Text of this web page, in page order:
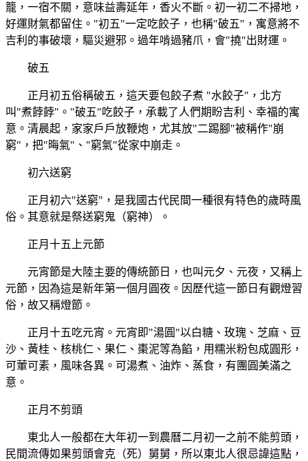
籠，一宿不關，意味益壽延年，香火不斷。初一初二不掃地，
好運財氣都留住。"初五"一定吃餃子，也稱"破五"，寓意將不
吉利的事破壞，驅災避邪。過年啃過豬爪，會"撓"出財運。
破五
正月初五俗稱破五，這天要包餃子煮 "水餃子"，北方
叫"煮餑餑"。"破五"吃餃子，承載了人們期盼吉利、幸福的寓
意。清晨起，家家戶戶放鞭炮，尤其放"二踢腳"被稱作"崩
窮"，把"晦氣"、"窮氣"從家中崩走。
初六送窮
正月初六"送窮"，是我國古代民間一種很有特色的歲時風
俗。其意就是祭送窮鬼（窮神）。
正月十五上元節
元宵節是大陸主要的傳統節日，也叫元夕、元夜，又稱上
元節，因為這是新年第一個月圓夜。因歷代這一節日有觀燈習
俗，故又稱燈節。
正月十五吃元宵。元宵即"湯圓"以白糖、玫瑰、芝麻、豆
沙、黃桂、核桃仁、果仁、棗泥等為餡，用糯米粉包成圓形，
可葷可素，風味各異。可湯煮、油炸、蒸食，有團圓美滿之
意。
正月不剪頭
東北人一般都在大年初一到農曆二月初一之前不能剪頭，
民間流傳如果剪頭會克（死）舅舅，所以東北人很忌諱這點，